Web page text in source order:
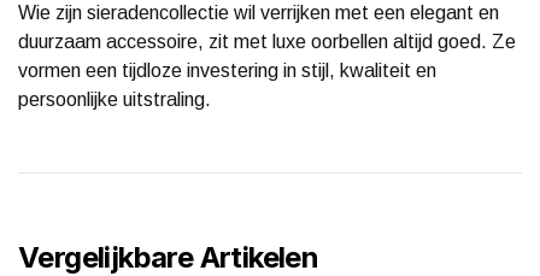
Wie zijn sieradencollectie wil verrijken met een elegant en
duurzaam accessoire, zit met luxe oorbellen altijd goed. Ze
vormen een tijdloze investering in stijl, kwaliteit en
persoonlijke uitstraling.
Vergelijkbare Artikelen